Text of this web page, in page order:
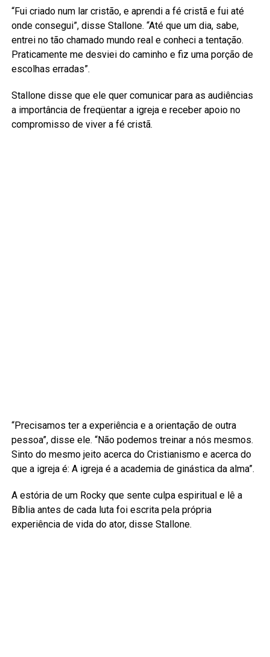
“Fui criado num lar cristão, e aprendi a fé cristã e fui até
onde consegui”, disse Stallone. “Até que um dia, sabe,
entrei no tão chamado mundo real e conheci a tentação.
Praticamente me desviei do caminho e fiz uma porção de
escolhas erradas”.
Stallone disse que ele quer comunicar para as audiências
a importância de freqüentar a igreja e receber apoio no
compromisso de viver a fé cristã.
“Precisamos ter a experiência e a orientação de outra
pessoa”, disse ele. “Não podemos treinar a nós mesmos.
Sinto do mesmo jeito acerca do Cristianismo e acerca do
que a igreja é: A igreja é a academia de ginástica da alma”.
A estória de um Rocky que sente culpa espiritual e lê a
Bíblia antes de cada luta foi escrita pela própria
experiência de vida do ator, disse Stallone.